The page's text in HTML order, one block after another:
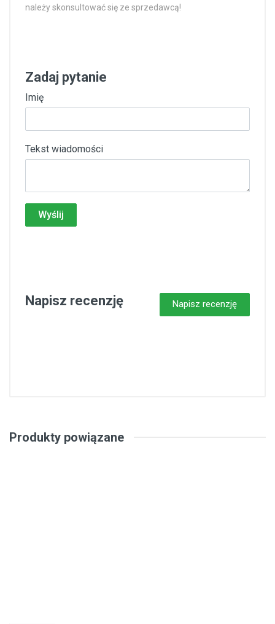
należy skonsultować się ze sprzedawcą!
Zadaj pytanie
Imię
Tekst wiadomości
Wyślij
Napisz recenzję Napisz recenzję
Produkty powiązane